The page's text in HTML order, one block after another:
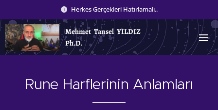
Herkes Gerçekleri Hatırlamalı..
Mehmet Tansel YILDIZ
Ph.D.
Rune Harflerinin Anlamları